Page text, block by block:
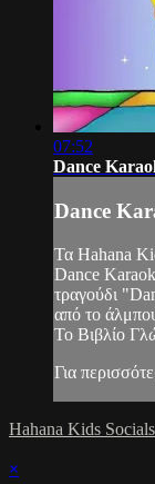
07:52
Dance
Dance
Τα Hahana
Dance
τραγούδι
από το
Το Βιβλίο
Για
Hahana Kids Socials
×